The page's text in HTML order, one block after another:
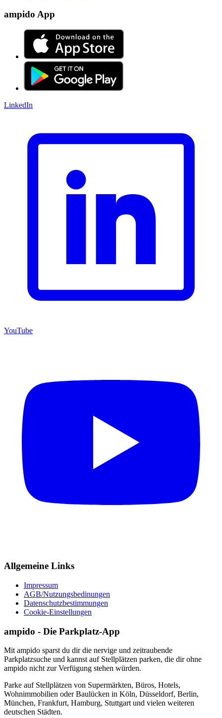
ampido App
LinkedIn
YouTube
Allgemeine Links
Impressum
AGB/Nutzungsbedinungen
Datenschutzbestimmungen
Cookie-Einstellungen
ampido - Die Parkplatz-App
Mit ampido sparst du dir die nervige und zeitraubende
Parkplatzsuche und kannst auf Stellplätzen parken, die dir ohne
ampido nicht zur Verfügung stehen würden.
Parke auf Stellplätzen von Supermärkten, Büros, Hotels,
Wohnimmobilien oder Baulücken in Köln, Düsseldorf, Berlin,
München, Frankfurt, Hamburg, Stuttgart und vielen weiteren
deutschen Städten.